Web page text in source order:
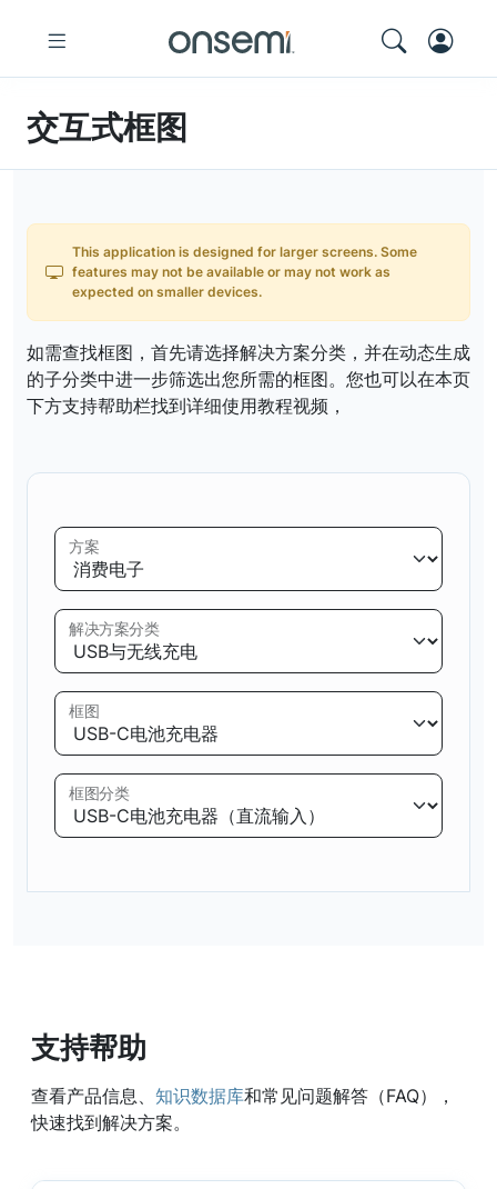
交互式框图
This application is designed for larger screens. Some
features may not be available or may not work as
expected on smaller devices.
如需查找框图，首先请选择解决方案分类，并在动态生成
的子分类中进一步筛选出您所需的框图。您也可以在本页
下方支持帮助栏找到详细使用教程视频，
方案
解决方案分类
框图
框图分类
支持帮助
查看产品信息、 知识数据库和常见问题解答（FAQ），
快速找到解决方案。